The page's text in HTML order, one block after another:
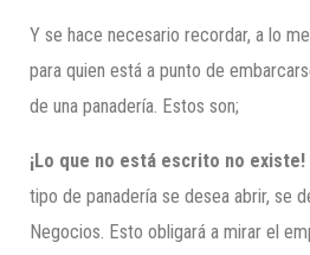
Y se hace necesario recordar, a lo
para quien está a punto de
de una panadería. Estos son;
¡Lo que no está escrito no existe!
tipo de panadería se desea abrir, se
Negocios. Esto obligará a mirar el